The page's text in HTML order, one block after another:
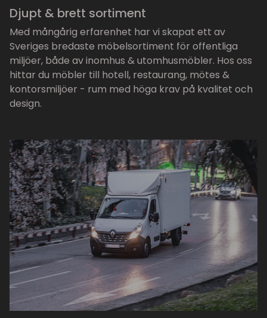
Djupt & brett sortiment
Med mångårig erfarenhet har vi skapat ett av
Sveriges bredaste möbelsortiment för offentliga
miljöer, både av inomhus & utomhusmöbler. Hos oss
hittar du möbler till hotell, restaurang, mötes &
kontorsmiljöer - rum med höga krav på kvalitet och
design.